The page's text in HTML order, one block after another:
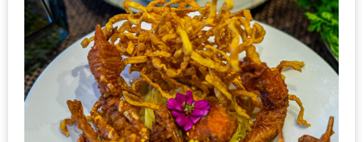
อาหาร
ญี่ปุ่น
ระดับ
พรีเมียม
พร้อม